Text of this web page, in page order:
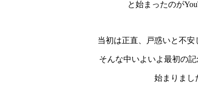
と始まったのが
当初は正直、戸惑いと不安
そんな中いよいよ最初の記
始まりまし